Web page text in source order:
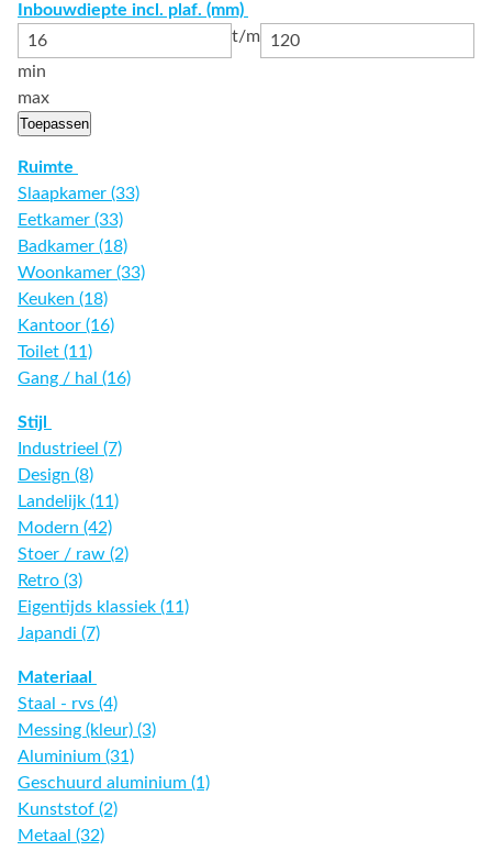
Inbouwdiepte incl. plaf. (mm)
t/m
min
max
Toepassen
Ruimte
Slaapkamer (33)
Eetkamer (33)
Badkamer (18)
Woonkamer (33)
Keuken (18)
Kantoor (16)
Toilet (11)
Gang / hal (16)
Stijl
Industrieel (7)
Design (8)
Landelijk (11)
Modern (42)
Stoer / raw (2)
Retro (3)
Eigentijds klassiek (11)
Japandi (7)
Materiaal
Staal - rvs (4)
Messing (kleur) (3)
Aluminium (31)
Geschuurd aluminium (1)
Kunststof (2)
Metaal (32)